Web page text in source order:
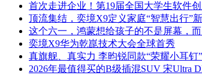
首次走进企业！第19届全国大学生软件
顶流集结，奕境X9定义家庭“智慧出行”
这个六一，鸿蒙想给孩子的不是屏幕，
奕境X9华为乾崑技术大会全球首秀
真旗舰、真实力 李昀锐同款“荣耀小耳钉
2026年最值得买的B级插混SUV 宋Ultra